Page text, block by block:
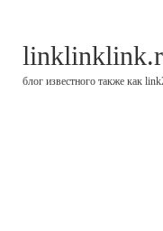
блог известного также как